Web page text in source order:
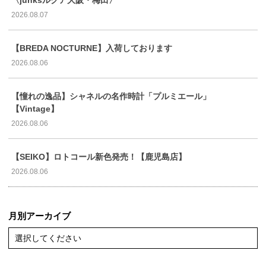
2026.08.07
【BREDA NOCTURNE】入荷しております
2026.08.06
【憧れの逸品】シャネルの名作時計「プルミエール」
【Vintage】
2026.08.06
【SEIKO】ロトコール新色発売！【鹿児島店】
2026.08.06
月別アーカイブ
選択してください